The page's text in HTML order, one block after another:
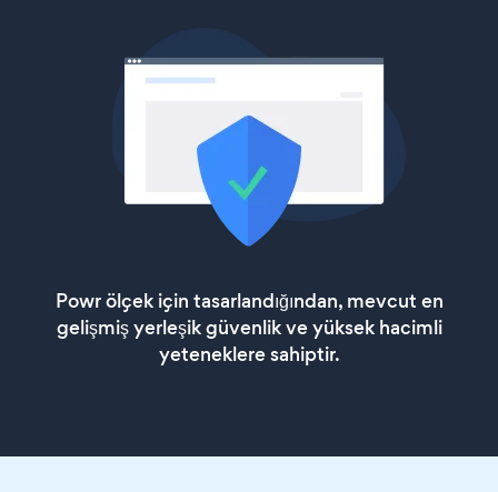
Powr ölçek için tasarlandığından, mevcut en
gelişmiş yerleşik güvenlik ve yüksek hacimli
yeteneklere sahiptir.